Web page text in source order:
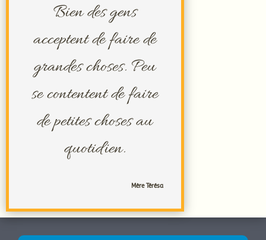
Bien des gens
acceptent de faire de
grandes choses. Peu
se contentent de faire
de petites choses au
quotidien.
Mère Térésa